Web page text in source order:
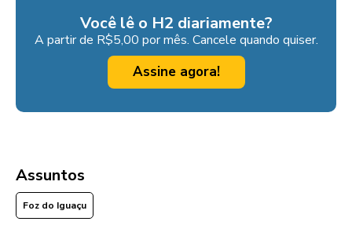
Você lê o H2 diariamente?
A partir de R$5,00 por mês. Cancele quando quiser.
Assine agora!
Assuntos
Foz do Iguaçu